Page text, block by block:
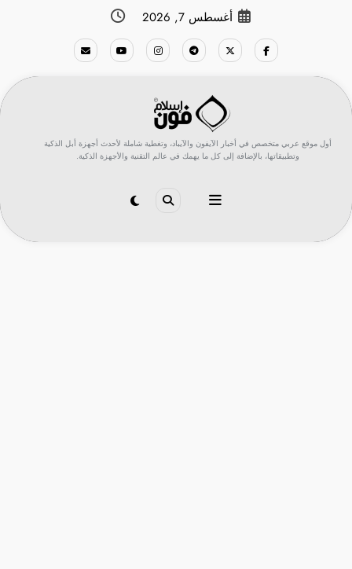
أغسطس 7, 2026
أول موقع عربي متخصص في أخبار الآيفون والآيباد، وتغطية شاملة لأحدث أجهزة أبل الذكية
وتطبيقاتها، بالإضافة إلى كل ما يهمك في عالم التقنية والأجهزة الذكية.